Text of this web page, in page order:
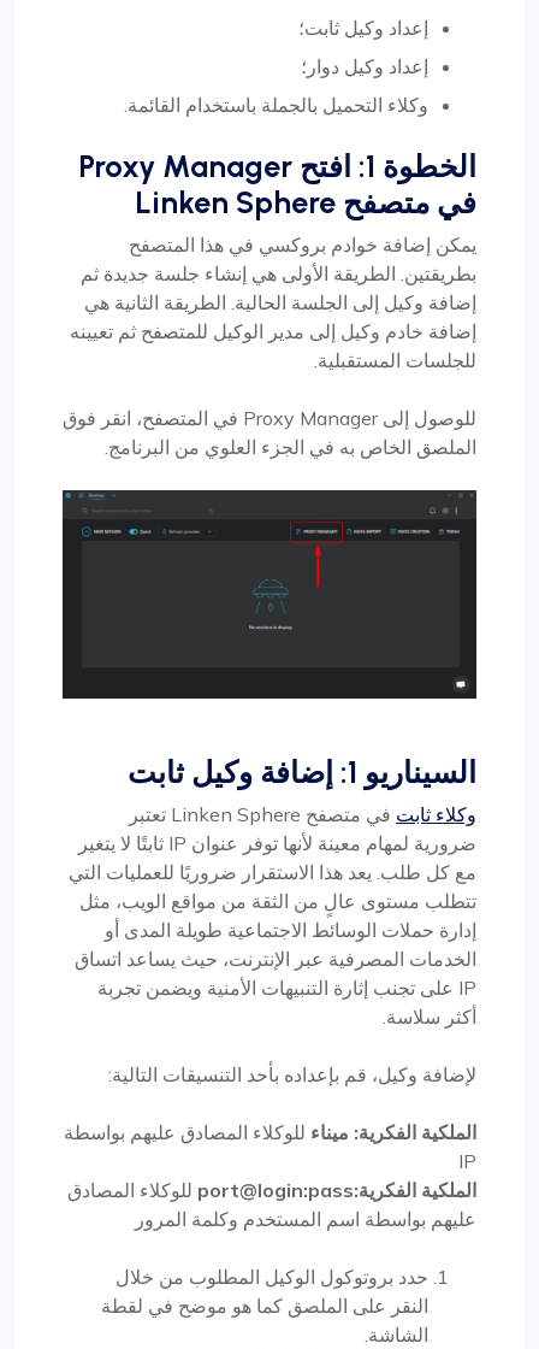
إعداد وكيل ثابت؛
إعداد وكيل دوار؛
وكلاء التحميل بالجملة باستخدام القائمة.
الخطوة 1: افتح Proxy Manager
في متصفح Linken Sphere
يمكن إضافة خوادم بروكسي في هذا المتصفح
بطريقتين. الطريقة الأولى هي إنشاء جلسة جديدة ثم
إضافة وكيل إلى الجلسة الحالية. الطريقة الثانية هي
إضافة خادم وكيل إلى مدير الوكيل للمتصفح ثم تعيينه
للجلسات المستقبلية.
للوصول إلى Proxy Manager في المتصفح، انقر فوق
الملصق الخاص به في الجزء العلوي من البرنامج.
السيناريو 1: إضافة وكيل ثابت
وكلاء ثابت
في متصفح Linken Sphere تعتبر
ضرورية لمهام معينة لأنها توفر عنوان IP ثابتًا لا يتغير
مع كل طلب. يعد هذا الاستقرار ضروريًا للعمليات التي
تتطلب مستوى عالٍ من الثقة من مواقع الويب، مثل
إدارة حملات الوسائط الاجتماعية طويلة المدى أو
الخدمات المصرفية عبر الإنترنت، حيث يساعد اتساق
IP على تجنب إثارة التنبيهات الأمنية ويضمن تجربة
أكثر سلاسة.
لإضافة وكيل، قم بإعداده بأحد التنسيقات التالية:
الملكية الفكرية: ميناء للوكلاء المصادق عليهم بواسطة
IP
الملكية الفكرية:port@login:pass
للوكلاء المصادق
عليهم بواسطة اسم المستخدم وكلمة المرور
حدد بروتوكول الوكيل المطلوب من خلال
النقر على الملصق كما هو موضح في لقطة
الشاشة.